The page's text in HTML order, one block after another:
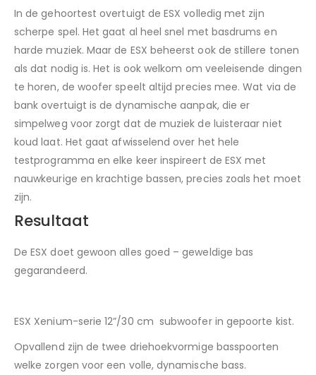
In de gehoortest overtuigt de ESX volledig met zijn
scherpe spel. Het gaat al heel snel met basdrums en
harde muziek. Maar de ESX beheerst ook de stillere tonen
als dat nodig is. Het is ook welkom om veeleisende dingen
te horen, de woofer speelt altijd precies mee. Wat via de
bank overtuigt is de dynamische aanpak, die er
simpelweg voor zorgt dat de muziek de luisteraar niet
koud laat. Het gaat afwisselend over het hele
testprogramma en elke keer inspireert de ESX met
nauwkeurige en krachtige bassen, precies zoals het moet
zijn.
Resultaat
De ESX doet gewoon alles goed – geweldige bas
gegarandeerd.
ESX Xenium-serie 12”/30 cm subwoofer in gepoorte kist.
Opvallend zijn de twee driehoekvormige basspoorten
welke zorgen voor een volle, dynamische bass.